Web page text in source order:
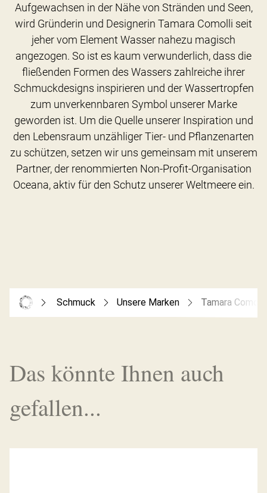
Aufgewachsen in der Nähe von Stränden und Seen,
wird Gründerin und Designerin Tamara Comolli seit
jeher vom Element Wasser nahezu magisch
angezogen. So ist es kaum verwunderlich, dass die
fließenden Formen des Wassers zahlreiche ihrer
Schmuckdesigns inspirieren und der Wassertropfen
zum unverkennbaren Symbol unserer Marke
geworden ist. Um die Quelle unserer Inspiration und
den Lebensraum unzähliger Tier- und Pflanzenarten
zu schützen, setzen wir uns gemeinsam mit unserem
Partner, der renommierten Non-Profit-Organisation
Schmuck Unsere Marken Tamara Comolli
Das könnte Ihnen auch
gefallen...